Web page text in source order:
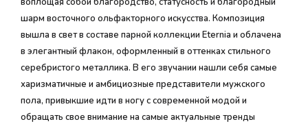
шарм восточного ольфакторного искусства. Композиция
вышла в свет в составе парной коллекции Eternia и облачена
в элегантный флакон, оформленный в оттенках стильного
серебристого металлика. В его звучании нашли себя самые
харизматичные и амбициозные представители мужского
пола, привыкшие идти в ногу с современной модой и
обращать свое внимание на самые актуальные тренды